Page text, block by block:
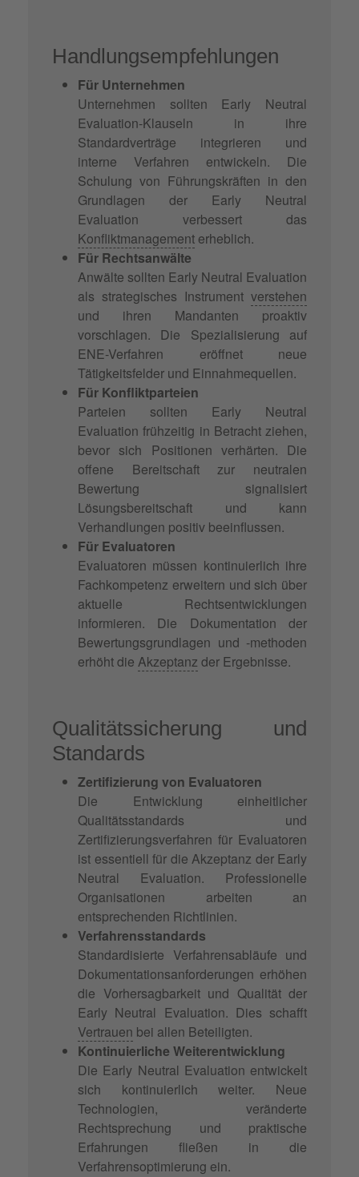
Handlungsempfehlungen
Für Unternehmen
Unternehmen sollten Early Neutral
Evaluation-Klauseln in ihre
Standardverträge integrieren und
interne Verfahren entwickeln. Die
Schulung von Führungskräften in den
Grundlagen der Early Neutral
Evaluation verbessert das
Konfliktmanagement erheblich.
Für Rechtsanwälte
Anwälte sollten Early Neutral Evaluation
als strategisches Instrument verstehen
und ihren Mandanten proaktiv
vorschlagen. Die Spezialisierung auf
ENE-Verfahren eröffnet neue
Tätigkeitsfelder und Einnahmequellen.
Für Konfliktparteien
Parteien sollten Early Neutral
Evaluation frühzeitig in Betracht ziehen,
bevor sich Positionen verhärten. Die
offene Bereitschaft zur neutralen
Bewertung signalisiert
Lösungsbereitschaft und kann
Verhandlungen positiv beeinflussen.
Für Evaluatoren
Evaluatoren müssen kontinuierlich ihre
Fachkompetenz erweitern und sich über
aktuelle Rechtsentwicklungen
informieren. Die Dokumentation der
Bewertungsgrundlagen und -methoden
erhöht die Akzeptanz der Ergebnisse.
Qualitätssicherung und
Standards
Zertifizierung von Evaluatoren
Die Entwicklung einheitlicher
Qualitätsstandards und
Zertifizierungsverfahren für Evaluatoren
ist essentiell für die Akzeptanz der Early
Neutral Evaluation. Professionelle
Organisationen arbeiten an
entsprechenden Richtlinien.
Verfahrensstandards
Standardisierte Verfahrensabläufe und
Dokumentationsanforderungen erhöhen
die Vorhersagbarkeit und Qualität der
Early Neutral Evaluation. Dies schafft
Vertrauen bei allen Beteiligten.
Kontinuierliche Weiterentwicklung
Die Early Neutral Evaluation entwickelt
sich kontinuierlich weiter. Neue
Technologien, veränderte
Rechtsprechung und praktische
Erfahrungen fließen in die
Verfahrensoptimierung ein.